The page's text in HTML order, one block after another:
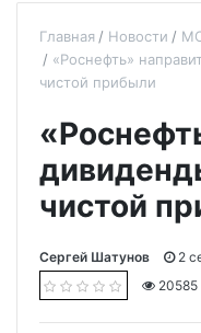
Главная Новости
«Роснефть»
чистой прибыли
чистой
Сергей Шатунов
2
20585